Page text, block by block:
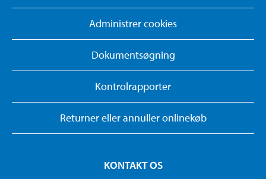
Administrer cookies
Dokumentsøgning
Kontrolrapporter
Returner eller annuller onlinekøb
KONTAKT OS